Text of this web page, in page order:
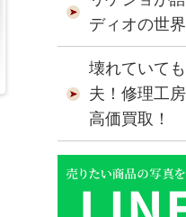
ディオの世界
壊れていて
夫！修理工
高価買取！